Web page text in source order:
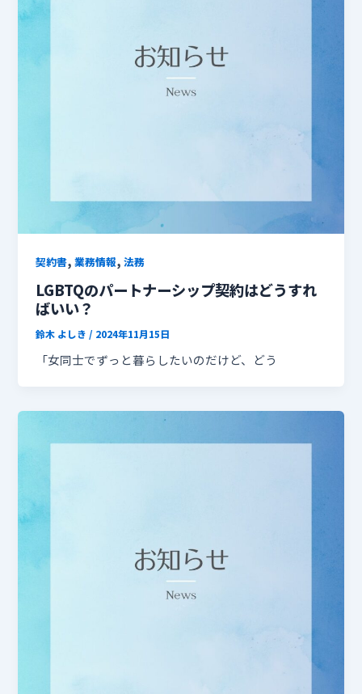
契約書,業務情報,法務
LGBTQのパートナーシップ契約はどうすれ
ばいい？
鈴木 よしき / 2024年11月15日
「女同士でずっと暮らしたいのだけど、どう